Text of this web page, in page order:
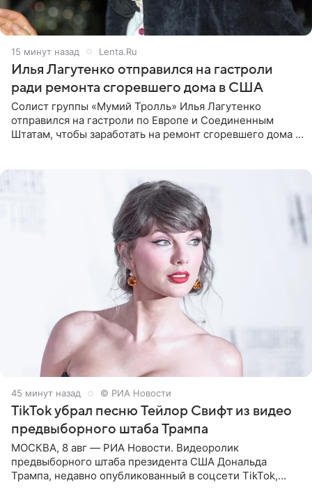
15 минут назад Lenta.Ru
Илья Лагутенко отправился на гастроли
ради ремонта сгоревшего дома в США
Солист группы «Мумий Тролль» Илья Лагутенко
отправился на гастроли по Европе и Соединенным
Штатам, чтобы заработать на ремонт сгоревшего дома в
45 минут назад © РИА Новости
TikTok убрал песню Тейлор Свифт из видео
предвыборного штаба Трампа
МОСКВА, 8 авг — РИА Новости. Видеоролик
предвыборного штаба президента США Дональда
Трампа, недавно опубликованный в соцсети TikTok,